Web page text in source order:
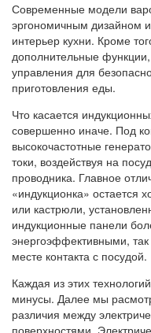
Современные модели
эргономичным дизайном
интерьер кухни. Кроме
дополнительные
управления для
приготовления еды.
Что касается
совершенно иначе. Под
высокочастотные
токи, воздействуя на
проводника. Главное
«индукционка» остается
или кастрюли,
индукционные панели
энергоэффективными, так
месте контакта с посудой.
Каждая из этих
минусы. Далее мы
различия между